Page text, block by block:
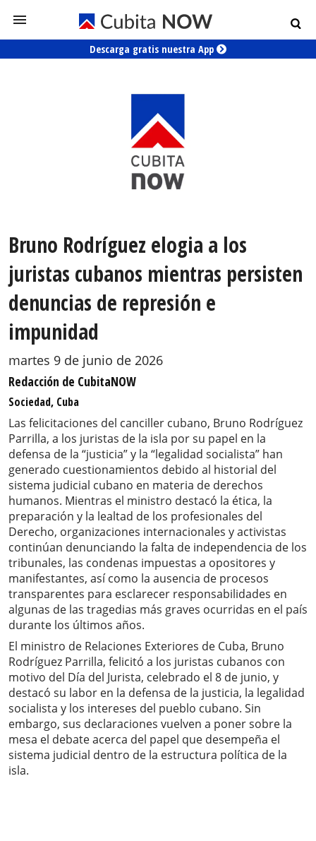
Descarga gratis nuestra App
Bruno Rodríguez elogia a los
juristas cubanos mientras persisten
denuncias de represión e
impunidad
martes 9 de junio de 2026
Redacción de CubitaNOW
Sociedad, Cuba
Las felicitaciones del canciller cubano, Bruno Rodríguez
Parrilla, a los juristas de la isla por su papel en la
defensa de la “justicia” y la “legalidad socialista” han
generado cuestionamientos debido al historial del
sistema judicial cubano en materia de derechos
humanos. Mientras el ministro destacó la ética, la
preparación y la lealtad de los profesionales del
Derecho, organizaciones internacionales y activistas
continúan denunciando la falta de independencia de los
tribunales, las condenas impuestas a opositores y
manifestantes, así como la ausencia de procesos
transparentes para esclarecer responsabilidades en
algunas de las tragedias más graves ocurridas en el país
durante los últimos años.
El ministro de Relaciones Exteriores de Cuba, Bruno
Rodríguez Parrilla, felicitó a los juristas cubanos con
motivo del Día del Jurista, celebrado el 8 de junio, y
destacó su labor en la defensa de la justicia, la legalidad
socialista y los intereses del pueblo cubano. Sin
embargo, sus declaraciones vuelven a poner sobre la
mesa el debate acerca del papel que desempeña el
sistema judicial dentro de la estructura política de la
isla.